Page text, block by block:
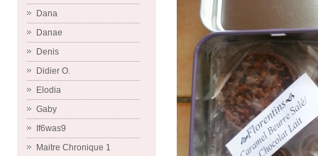
Dana
Danae
Denis
Didier O.
Elodia
Gaby
If6was9
Maitre Chronique 1